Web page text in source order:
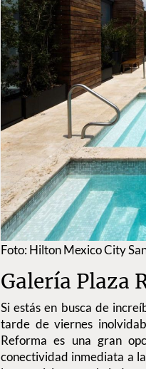
Foto: Hilton Mexico City
Galería Plaza
Si estás en busca de
tarde de viernes
Reforma es una gran
conectividad inmediata a